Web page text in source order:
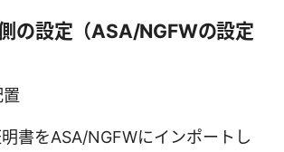
の設定（ASA/NGFWの設定
書をASA/NGFWにインポートし